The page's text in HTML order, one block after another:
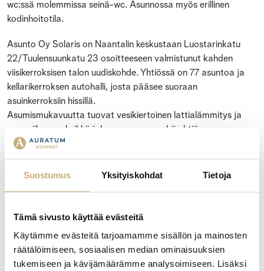
Suostumus Yksityiskohdat Tietoja
Tämä sivusto käyttää evästeitä
Käytämme evästeitä tarjoamamme sisällön ja mainosten
räätälöimiseen, sosiaalisen median ominaisuuksien
tukemiseen ja kävijämäärämme analysoimiseen. Lisäksi
wc:ssä molemmissa seinä-wc. Asunnossa myös erillinen
kodinhoitotila.
Asunto Oy Solaris on Naantalin keskustaan Luostarinkatu
22/Tuulensuunkatu 23 osoitteeseen valmistunut kahden
viisikerroksisen talon uudiskohde. Yhtiössä on 77 asuntoa ja
kellarikerroksen autohalli, josta pääsee suoraan
asuinkerroksiin hissillä.
Asumismukavuutta tuovat vesikiertoinen lattialämmitys ja
oma viilennysyksikkö joka asunnossa sekä yhtiön
automaattiovet pääulko-ovissa ja iLOQ S5 lukitus.
Asuntojen koot vaihtelevat 26,5 neliön yksiöstä isoon 118,5
neliön kattohuoneistoon. A-talossa on yhteinen saunaosasto
Pouta, Aava, Tyyni.
Yhtiön asunnot ovat valmistuneet keväällä 2024. Kohteen